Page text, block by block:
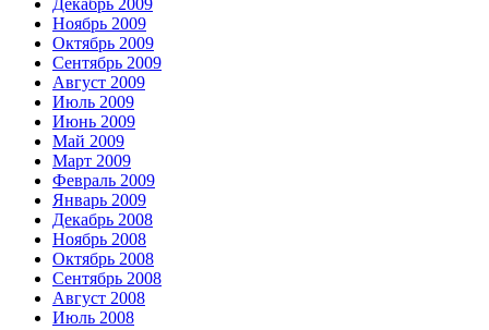
Ноябрь 2009
Октябрь 2009
Сентябрь 2009
Август 2009
Июль 2009
Июнь 2009
Май 2009
Март 2009
Февраль 2009
Январь 2009
Декабрь 2008
Ноябрь 2008
Октябрь 2008
Сентябрь 2008
Август 2008
Июль 2008